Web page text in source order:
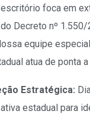
foca em
Decreto nº
equipe
atua de ponta a
Estratégica:
estadual para